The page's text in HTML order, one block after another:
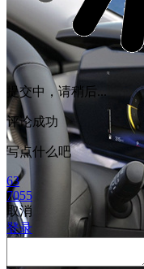
提交中，请稍后...
评论成功
写点什么吧
63
7055
取消
登录